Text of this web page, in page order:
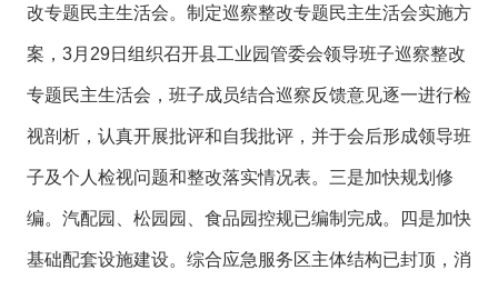
改专题民主生活会。制定巡察整改专题民主生活会实施方
案，3月29日组织召开县工业园管委会领导班子巡察整改
专题民主生活会，班子成员结合巡察反馈意见逐一进行检
视剖析，认真开展批评和自我批评，并于会后形成领导班
子及个人检视问题和整改落实情况表。三是加快规划修
编。汽配园、松园园、食品园控规已编制完成。四是加快
基础配套设施建设。综合应急服务区主体结构已封顶，消